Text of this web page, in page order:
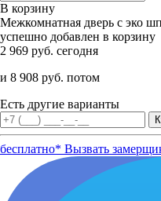
В корзину
Межкомнатная дверь с эко
успешно добавлен в корзину
2 969 руб. сегодня
и 8 908 руб. потом
Есть другие варианты
бесплатно* Вызвать